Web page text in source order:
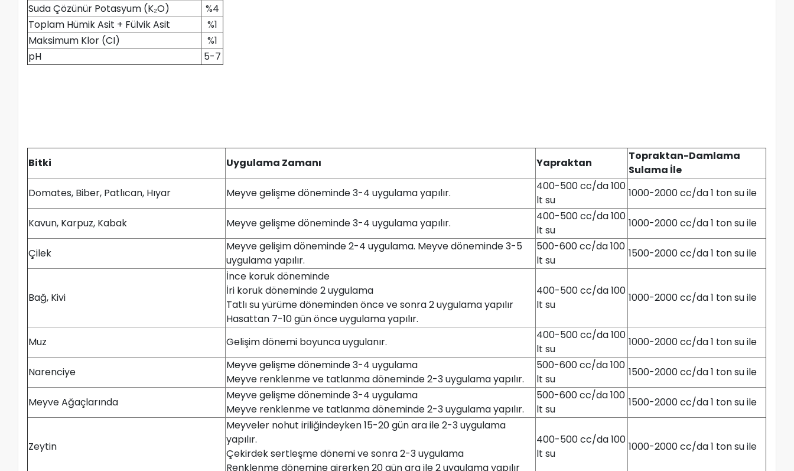
Suda Çözünür Potasyum (K₂O)
%4
Toplam Hümik Asit + Fülvik Asit
%1
Maksimum Klor (CI)
%1
pH
5-7
Bitki Uygulama Zamanı Yapraktan
Topraktan-Damlama
Sulama İle
Domates, Biber, Patlıcan, Hıyar
Meyve gelişme döneminde 3-4 uygulama yapılır.
400-500 cc/da 100
lt su
1000-2000 cc/da 1 ton su ile
Kavun, Karpuz, Kabak Meyve gelişme döneminde 3-4 uygulama yapılır.
400-500 cc/da 100
lt su
1000-2000 cc/da 1 ton su ile
Çilek
Meyve gelişim döneminde 2-4 uygulama. Meyve döneminde 3-5
uygulama yapılır.
500-600 cc/da 100
lt su
1500-2000 cc/da 1 ton su ile
Bağ, Kivi
İnce koruk döneminde
İri koruk döneminde 2 uygulama
Tatlı su yürüme döneminden önce ve sonra 2 uygulama yapılır
Hasattan 7-10 gün önce uygulama yapılır.
400-500 cc/da 100
lt su
1000-2000 cc/da 1 ton su ile
Muz Gelişim dönemi boyunca uygulanır.
400-500 cc/da 100
lt su
1000-2000 cc/da 1 ton su ile
Narenciye
Meyve gelişme döneminde 3-4 uygulama
Meyve renklenme ve tatlanma döneminde 2-3 uygulama yapılır.
500-600 cc/da 100
lt su
1500-2000 cc/da 1 ton su ile
Meyve Ağaçlarında
Meyve gelişme döneminde 3-4 uygulama
Meyve renklenme ve tatlanma döneminde 2-3 uygulama yapılır.
500-600 cc/da 100
lt su
1500-2000 cc/da 1 ton su ile
Zeytin
Meyveler nohut iriliğindeyken 15-20 gün ara ile 2-3 uygulama
yapılır.
Çekirdek sertleşme dönemi ve sonra 2-3 uygulama
Renklenme dönemine girerken 20 gün ara ile 2 uygulama yapılır
400-500 cc/da 100
lt su
1000-2000 cc/da 1 ton su ile